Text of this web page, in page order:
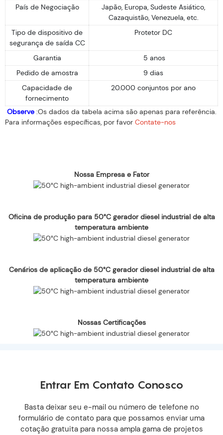
País de Negociação
Japão, Europa, Sudeste Asiático,
Cazaquistão, Venezuela, etc.
Tipo de dispositivo de
segurança de saída CC
Protetor DC
Garantia
5 anos
Pedido de amostra
9 dias
Capacidade de
fornecimento
20.000 conjuntos por ano
Observe :Os dados da tabela acima são apenas para referência.
Para informações específicas, por favor Contate-nos
Nossa Empresa e Fator
Oficina de produção para 50°C gerador diesel industrial de alta
temperatura ambiente
Cenários de aplicação de 50°C gerador diesel industrial de alta
temperatura ambiente
Nossas Certificações
Entrar Em Contato Conosco
Basta deixar seu e-mail ou número de telefone no
formulário de contato para que possamos enviar uma
cotação gratuita para nossa ampla gama de projetos